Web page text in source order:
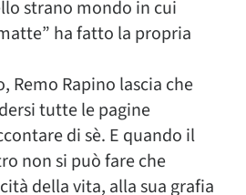
strano mondo in cui
ha fatto la propria
Remo Rapino lascia che
tutte le pagine
di sè. E quando il
non si può fare che
della vita, alla sua grafia